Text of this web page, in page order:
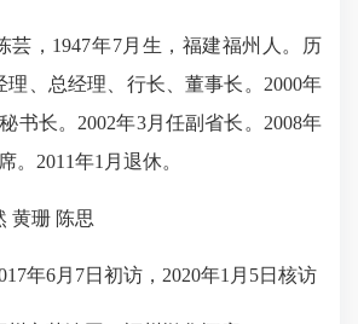
，1947年7月生，福建福州人。历
理、总经理、行长、董事长。2000年
书长。2002年3月任副省长。2008年
。2011年1月退休。
珊 陈思
年6月7日初访，2020年1月5日核访